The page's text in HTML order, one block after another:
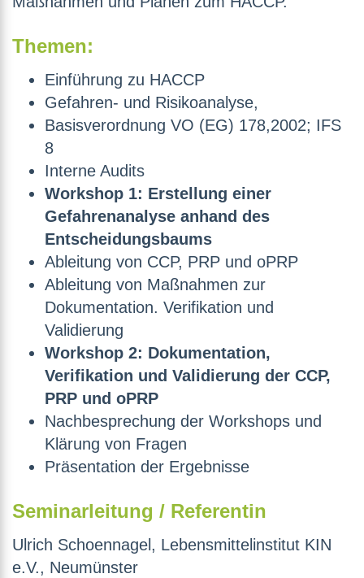
Themen:
Einführung zu HACCP
Gefahren- und Risikoanalyse,
Basisverordnung VO (EG) 178,2002; IFS
8
Interne Audits
Workshop 1: Erstellung einer
Gefahrenanalyse anhand des
Entscheidungsbaums
Ableitung von CCP, PRP und oPRP
Ableitung von Maßnahmen zur
Dokumentation. Verifikation und
Validierung
Workshop 2: Dokumentation,
Verifikation und Validierung der CCP,
PRP und oPRP
Nachbesprechung der Workshops und
Klärung von Fragen
Präsentation der Ergebnisse
Seminarleitung / Referentin
Ulrich Schoennagel, Lebensmittelinstitut KIN
e.V., Neumünster